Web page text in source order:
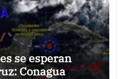
se esperan
Conagua